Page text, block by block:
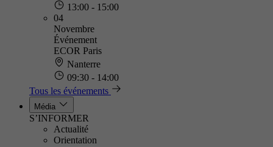
13:00 - 15:00
04
Novembre
Événement
ECOR Paris
Nanterre
09:30 - 14:00
Tous les événements
Média
S’INFORMER
Actualité
Orientation